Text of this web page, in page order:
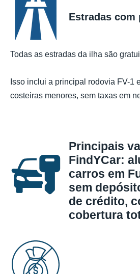
Estradas com
Todas as estradas da ilha são
Isso inclui a principal rodovia FV-1
costeiras menores, sem taxas em
Principais
FindYCar:
carros em
sem
de crédito,
cobertura